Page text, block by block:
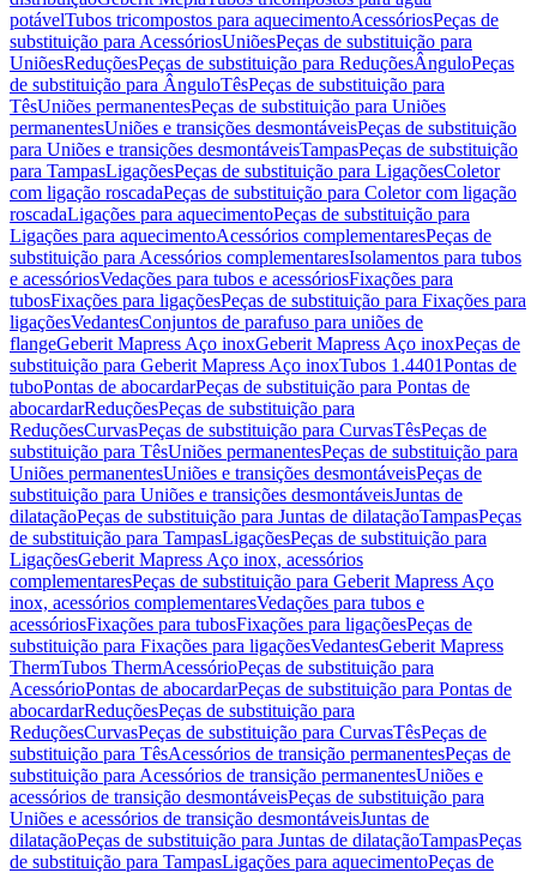
potávelTubos tricompostos para aquecimentoAcessóriosPeças de
substituição para AcessóriosUniõesPeças de substituição para
UniõesReduçõesPeças de substituição para ReduçõesÂnguloPeças
de substituição para ÂnguloTêsPeças de substituição para
TêsUniões permanentesPeças de substituição para Uniões
permanentesUniões e transições desmontáveisPeças de substituição
para Uniões e transições desmontáveisTampasPeças de substituição
para TampasLigaçõesPeças de substituição para LigaçõesColetor
com ligação roscadaPeças de substituição para Coletor com ligação
roscadaLigações para aquecimentoPeças de substituição para
Ligações para aquecimentoAcessórios complementaresPeças de
substituição para Acessórios complementaresIsolamentos para tubos
e acessóriosVedações para tubos e acessóriosFixações para
tubosFixações para ligaçõesPeças de substituição para Fixações para
ligaçõesVedantesConjuntos de parafuso para uniões de
flangeGeberit Mapress Aço inoxGeberit Mapress Aço inoxPeças de
substituição para Geberit Mapress Aço inoxTubos 1.4401Pontas de
tuboPontas de abocardarPeças de substituição para Pontas de
abocardarReduçõesPeças de substituição para
ReduçõesCurvasPeças de substituição para CurvasTêsPeças de
substituição para TêsUniões permanentesPeças de substituição para
Uniões permanentesUniões e transições desmontáveisPeças de
substituição para Uniões e transições desmontáveisJuntas de
dilataçãoPeças de substituição para Juntas de dilataçãoTampasPeças
de substituição para TampasLigaçõesPeças de substituição para
LigaçõesGeberit Mapress Aço inox, acessórios
complementaresPeças de substituição para Geberit Mapress Aço
inox, acessórios complementaresVedações para tubos e
acessóriosFixações para tubosFixações para ligaçõesPeças de
substituição para Fixações para ligaçõesVedantesGeberit Mapress
ThermTubos ThermAcessórioPeças de substituição para
AcessórioPontas de abocardarPeças de substituição para Pontas de
abocardarReduçõesPeças de substituição para
ReduçõesCurvasPeças de substituição para CurvasTêsPeças de
substituição para TêsAcessórios de transição permanentesPeças de
substituição para Acessórios de transição permanentesUniões e
acessórios de transição desmontáveisPeças de substituição para
Uniões e acessórios de transição desmontáveisJuntas de
dilataçãoPeças de substituição para Juntas de dilataçãoTampasPeças
de substituição para TampasLigações para aquecimentoPeças de